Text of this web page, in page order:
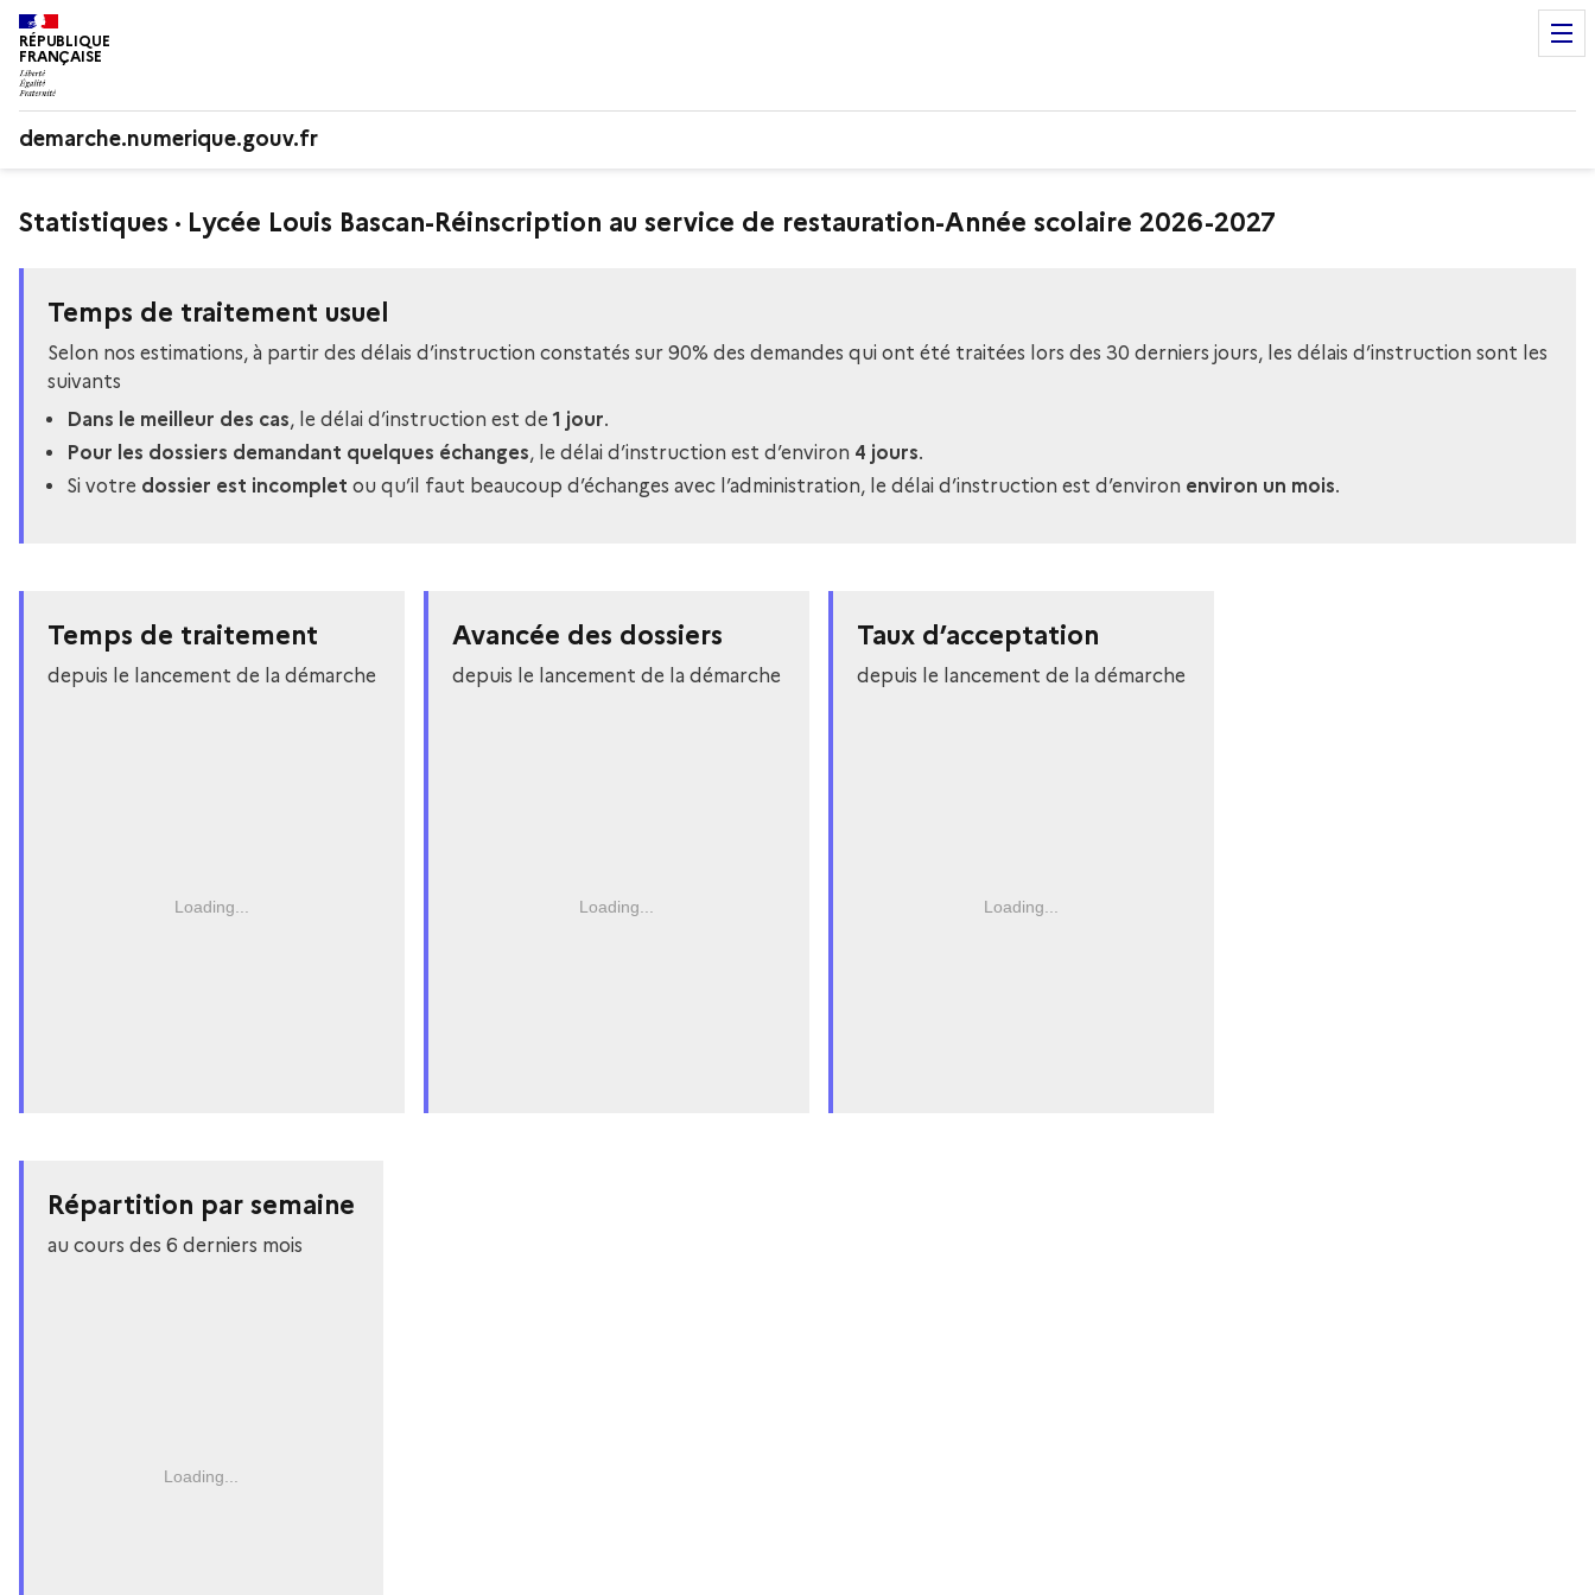
RÉPUBLIQUE
FRANÇAISE
demarche.numerique.gouv.fr
Statistiques · Lycée Louis Bascan-Réinscription au service de restauration-Année scolaire 2026-2027
Temps de traitement usuel
Selon nos estimations, à partir des délais d’instruction constatés sur 90% des demandes qui ont été traitées lors des 30 derniers jours, les délais d’instruction sont les
suivants
Dans le meilleur des cas, le délai d’instruction est de1 jour.
Pour les dossiers demandant quelques échanges, le délai d’instruction est d’environ 4 jours.
Si votre dossier est incomplet ou qu’il faut beaucoup d’échanges avec l’administration, le délai d’instruction est d’environ environ un mois.
Temps de traitement
depuis le lancement de la démarche
Loading...
Avancée des dossiers
depuis le lancement de la démarche
Loading...
Taux d’acceptation
depuis le lancement de la démarche
Loading...
Répartition par semaine
au cours des 6 derniers mois
Loading...